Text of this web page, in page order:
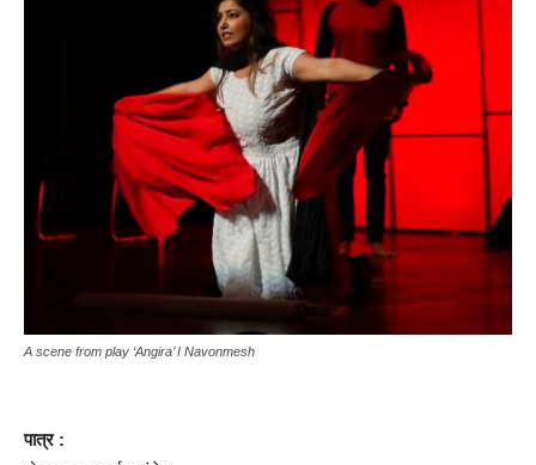
A scene from play ‘Angira’ I Navonmesh
पात्र :